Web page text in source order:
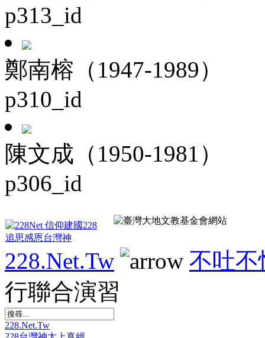
p313_id
鄭南榕（1947-1989）
p310_id
陳文成（1950-1981）
p306_id
228.Net.Tw
不吐不
行聯合演習
228.Net.Tw